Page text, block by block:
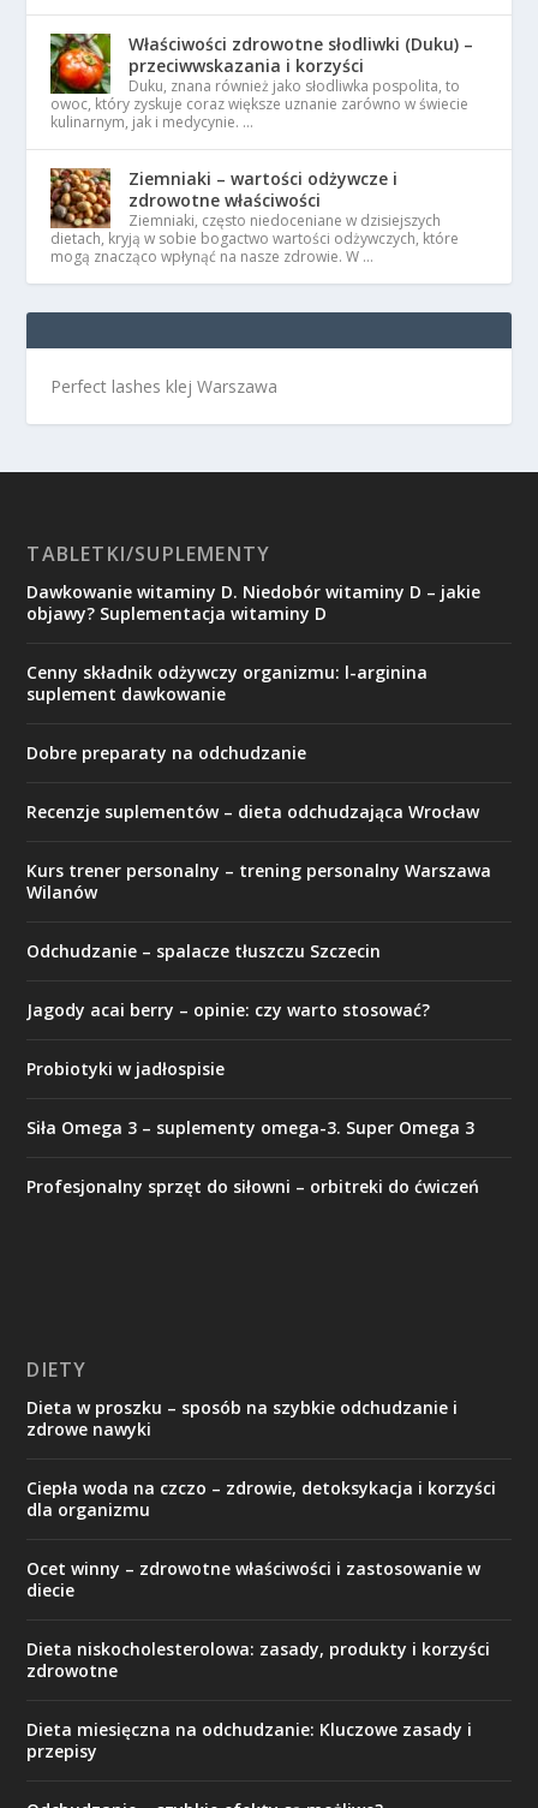
Właściwości zdrowotne słodliwki (Duku) –
przeciwwskazania i korzyści
Duku, znana również jako słodliwka pospolita, to
owoc, który zyskuje coraz większe uznanie zarówno w świecie
kulinarnym, jak i medycynie. …
Ziemniaki – wartości odżywcze i
zdrowotne właściwości
Ziemniaki, często niedoceniane w dzisiejszych
dietach, kryją w sobie bogactwo wartości odżywczych, które
mogą znacząco wpłynąć na nasze zdrowie. W …
Perfect lashes klej Warszawa
TABLETKI/SUPLEMENTY
Dawkowanie witaminy D. Niedobór witaminy D – jakie
objawy? Suplementacja witaminy D
Cenny składnik odżywczy organizmu: l-arginina
suplement dawkowanie
Dobre preparaty na odchudzanie
Recenzje suplementów – dieta odchudzająca Wrocław
Kurs trener personalny – trening personalny Warszawa
Wilanów
Odchudzanie – spalacze tłuszczu Szczecin
Jagody acai berry – opinie: czy warto stosować?
Probiotyki w jadłospisie
Siła Omega 3 – suplementy omega-3. Super Omega 3
Profesjonalny sprzęt do siłowni – orbitreki do ćwiczeń
DIETY
Dieta w proszku – sposób na szybkie odchudzanie i
zdrowe nawyki
Ciepła woda na czczo – zdrowie, detoksykacja i korzyści
dla organizmu
Ocet winny – zdrowotne właściwości i zastosowanie w
diecie
Dieta niskocholesterolowa: zasady, produkty i korzyści
zdrowotne
Dieta miesięczna na odchudzanie: Kluczowe zasady i
przepisy